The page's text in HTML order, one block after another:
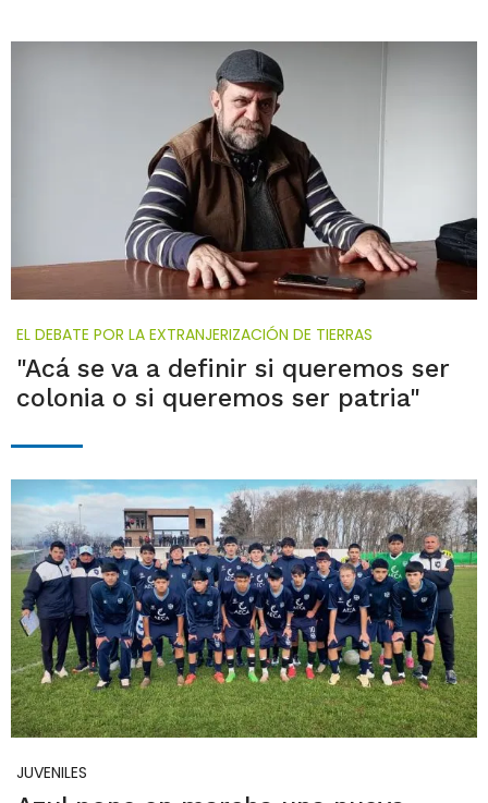
EL DEBATE POR LA EXTRANJERIZACIÓN DE TIERRAS
"Acá se va a definir si queremos ser
colonia o si queremos ser patria"
JUVENILES